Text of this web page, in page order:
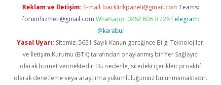
Reklam ve İletişim: E-mail: backlinkpaneli@gmail.com Teams:
forumhizmeti@gmail.com Whatsapp: 0262 606 0 726 Telegram:
@karabul
Yasal Uyarı: Sitemiz, 5651 Sayılı Kanun gereğince Bilgi Teknolojileri
ve İletişim Kurumu (BTK) tarafından onaylanmış bir Yer Sağlayıcı
olarak hizmet vermektedir. Bu nedenle, sitedeki içerikleri proaktif
olarak denetleme veya araştırma yükümlülüğümüz bulunmamaktadır.